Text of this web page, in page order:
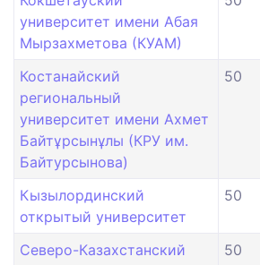
университет имени Абая
Мырзахметова (КУАМ)
Костанайский
региональный
университет имени Ахмет
Байтұрсынұлы (КРУ им.
Байтурсынова)
50
Кызылординский
открытый университет
50
Северо-Казахстанский
50